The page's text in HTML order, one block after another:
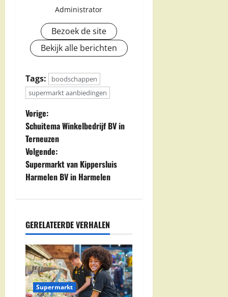
Administrator
Bezoek de site
Bekijk alle berichten
Tags:
boodschappen
supermarkt aanbiedingen
B
e
r
i
h
t
n
a
Vorige:
Schuitema Winkelbedrijf BV in
Terneuzen
Volgende:
Supermarkt van Kippersluis
Harmelen BV in Harmelen
GERELATEERDE VERHALEN
Supermarkt